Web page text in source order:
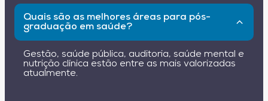
Quais são as melhores áreas para pós-
graduação em saúde?
Gestão, saúde pública, auditoria, saúde mental e
nutrição clínica estão entre as mais valorizadas
atualmente.